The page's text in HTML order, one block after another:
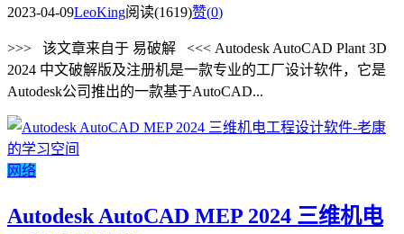
2023-04-09LeoKing阅读(1619)赞(0)
>>> 该文章来自于 易破解 <<< Autodesk AutoCAD Plant 3D
2024 中文破解版及注册机是一款专业的工厂设计软件，它是
Autodesk公司推出的一款基于AutoCAD...
网络
Autodesk AutoCAD MEP 2024 三维机电